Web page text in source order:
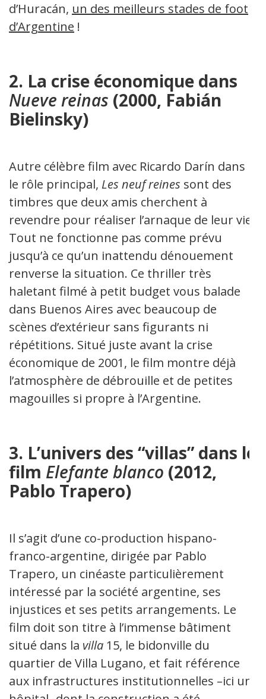
d’Huracán, un des meilleurs stades de foot
d’Argentine !
2. La crise économique dans
Nueve reinas (2000, Fabián
Bielinsky)
Autre célèbre film avec Ricardo Darín dans
le rôle principal, Les neuf reines sont des
timbres que deux amis cherchent à
revendre pour réaliser l’arnaque de leur vie.
Tout ne fonctionne pas comme prévu
jusqu’à ce qu’un inattendu dénouement
renverse la situation. Ce thriller très
haletant filmé à petit budget vous balade
dans Buenos Aires avec beaucoup de
scènes d’extérieur sans figurants ni
répétitions. Situé juste avant la crise
économique de 2001, le film montre déjà
l’atmosphère de débrouille et de petites
magouilles si propre à l’Argentine.
3. L’univers des “villas” dans le
film Elefante blanco (2012,
Pablo Trapero)
Il s’agit d’une co-production hispano-
franco-argentine, dirigée par Pablo
Trapero, un cinéaste particulièrement
intéressé par la société argentine, ses
injustices et ses petits arrangements. Le
film doit son titre à l’immense bâtiment
situé dans la villa 15, le bidonville du
quartier de Villa Lugano, et fait référence
aux infrastructures institutionnelles –ici un